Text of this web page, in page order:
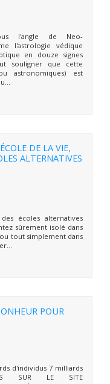
l'angle de Neo-
l'astrologie védique
en douze signes
souligner que cette
astronomiques) est
DE LA VIE,
ALTERNATIVES
écoles alternatives
sûrement isolé dans
tout simplement dans
POUR
d'individus 7 milliards
SUR LE SITE